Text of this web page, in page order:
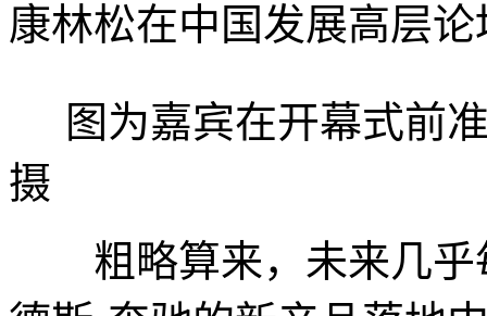
康林松在中国发展高层
图为嘉宾在开幕式前
摄
粗略算来，未来几乎